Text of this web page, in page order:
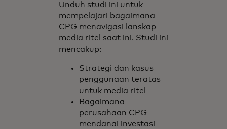
Unduh studi ini untuk
mempelajari bagaimana
CPG menavigasi lanskap
media ritel saat ini. Studi ini
mencakup:
Strategi dan kasus
penggunaan teratas
untuk media ritel
Bagaimana
perusahaan CPG
mendanai investasi